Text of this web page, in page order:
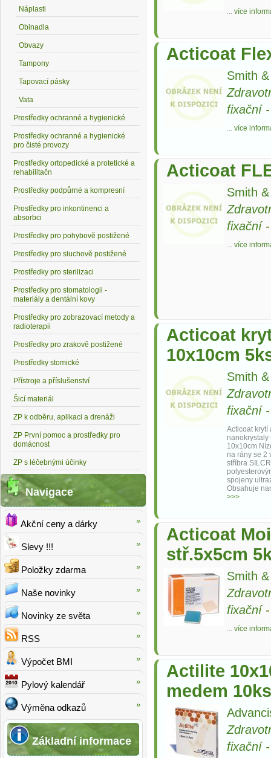
... více
Acticoat
Smith
fixační
... více
Acticoat
Smith
fixační
... více
Acticoat
10x10cm
Smith
fixační
Acticoat krytí
nanokrystaly
10x10cm
na rány se 2
stříbra
spojeny
Obsahuje
>>>
Acticoat
stř.5x5cm
Smith
fixační
... více
Actilite
medem 10ks
fixační
Náplasti
Obinadla
Obvazy
Tampony
Tapovací pásky
Vata
Prostředky ochranné a hygienické
Prostředky ochranné a hygienické
pro čisté provozy
Prostředky ortopedické a protetické a
rehabilitačn
Prostředky podpůrné a kompresní
Prostředky pro inkontinenci a
absorbci
Prostředky pro pohybově postižené
Prostředky pro sluchově postižené
Prostředky pro sterilizaci
Prostředky pro stomatologii -
materiály a dentální kovy
Prostředky pro zobrazovací metody a
radioterapii
Prostředky pro zrakově postižené
Prostředky stomické
Přístroje a příslušenství
Šicí materiál
ZP k odběru, aplikaci a drenáži
ZP První pomoc a prostředky pro
domácnost
ZP s léčebnými účinky
Navigace
Akční ceny a dárky
Slevy !!!
Položky zdarma
Naše novinky
Novinky ze světa
RSS
Výpočet BMI
Pylový kalendář
Výměna odkazů
Základní informace